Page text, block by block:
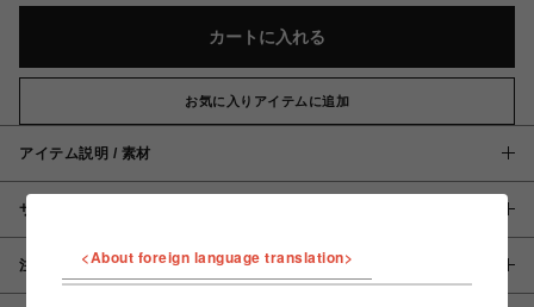
カートに入れる
お気に入りアイテムに追加
アイテム説明 / 素材
サイズ
注意事項 <About foreign language translation>